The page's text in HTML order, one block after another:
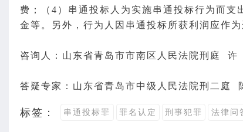
费；（4）串通投标人为实施串通投标行为而支
金等。另外，行为人因串通投标所获利润应作为
咨询人：山东省青岛市市南区人民法院刑庭 许
答疑专家：山东省青岛市中级人民法院刑二庭
标签： 串通投标罪 罪名认定 刑事犯罪 法律问